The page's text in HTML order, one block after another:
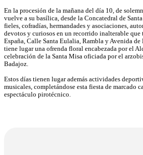
En la procesión de la mañana del día 10, de
vuelve a su basílica, desde la Concatedral de
fieles, cofradías, hermandades y asociaciones,
devotos y curiosos en un recorrido inalterable que
España, Calle Santa Eulalia, Rambla y Avenida
tiene lugar una ofrenda floral encabezada por el
celebración de la Santa Misa oficiada por el
Badajoz.
Estos días tienen lugar además actividades
musicales, completándose esta fiesta de marcado
espectáculo pirotécnico.